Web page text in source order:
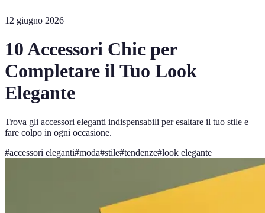
12 giugno 2026
10 Accessori Chic per
Completare il Tuo Look
Elegante
Trova gli accessori eleganti indispensabili per esaltare il tuo stile e
fare colpo in ogni occasione.
#accessori eleganti#moda#stile#tendenze#look elegante